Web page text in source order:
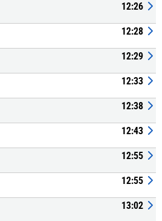
12:26
12:28
12:29
12:33
12:38
12:43
12:55
12:55
13:02